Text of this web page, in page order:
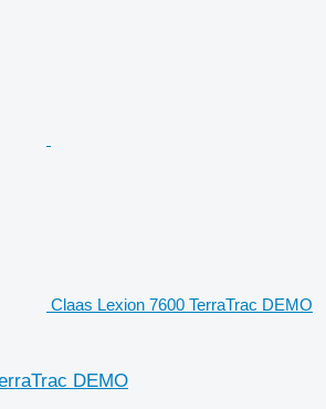
Claas Lexion 7600 TerraTrac DEMO
DEMO